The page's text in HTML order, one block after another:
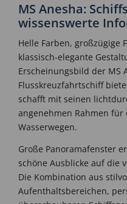
MS Anesha:
wissenswerte
Helle Farben, großzügige
klassisch-elegante
Erscheinungsbild der MS
Flusskreuzfahrtschiff
schafft mit seinen
angenehmen Rahmen für
Wasserwegen.
Große Panoramafenster
schöne Ausblicke auf die
Die Kombination aus
Aufenthaltsbereichen,